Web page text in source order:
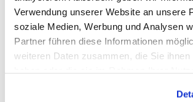
Verwendung unserer Website an unsere
soziale Medien, Werbung und Analysen
Partner führen diese Informationen
weiteren Daten zusammen, die Sie ihnen
Produkte
Oszilloskope, Logik-Analyse
Tisch-Oszilloskope mit
Modular-Oszilloskope,
Handheld Oszilloskope
Oszilloskope bis 100MHz
Logik-Analyse, Mixed-